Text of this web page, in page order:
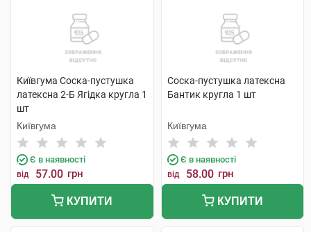
Київгума Соска-пустушка
латексна 2-Б Ягідка кругла 1
шт
Київгума
Є в наявності
від 57.00 грн
КУПИТИ
Соска-пустушка латексна
Бантик кругла 1 шт
Київгума
Є в наявності
від 58.00 грн
КУПИТИ